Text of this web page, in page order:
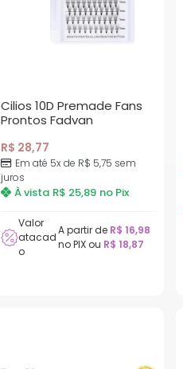
Cilios 10D Premade Fans
Prontos Fadvan
R$ 28,77
Em até 5x de R$ 5,75 sem
juros
À vista R$ 25,89 no Pix
Valor
atacad
o
A partir de R$ 16,98
no PIX ou R$ 18,87